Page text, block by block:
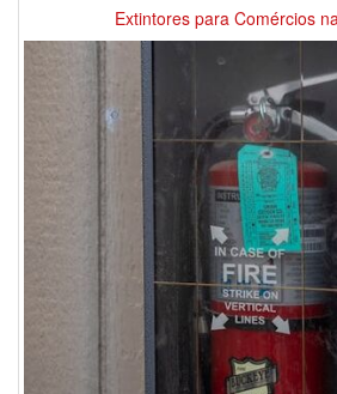
Extintores para Comércios